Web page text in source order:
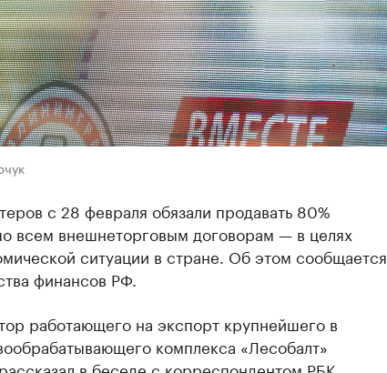
с 28 февраля обязали продавать 80%
всем внешнеторговым договорам — в целях
ситуации в стране. Об этом сообщается
финансов РФ.
работающего на экспорт крупнейшего в
комплекса «Лесобалт»